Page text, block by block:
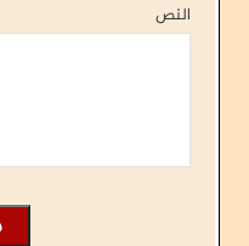
النص